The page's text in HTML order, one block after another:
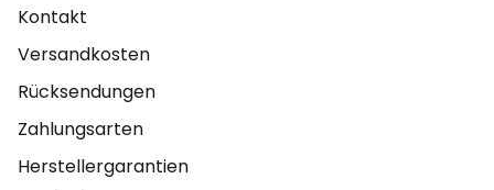
Kontakt
Versandkosten
Rücksendungen
Zahlungsarten
Herstellergarantien